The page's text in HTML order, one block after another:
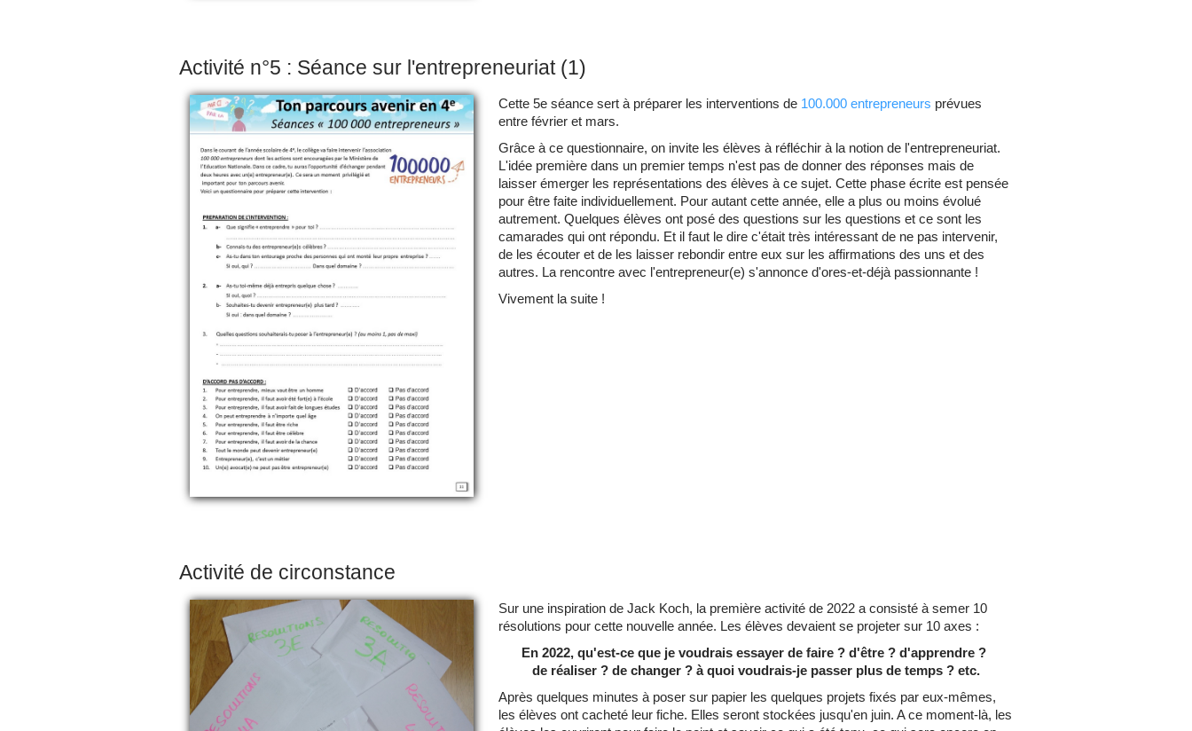
Activité n°5 : Séance sur l'entrepreneuriat (1)
Cette 5e séance sert à préparer les interventions de 100.000 entrepreneurs prévues
entre février et mars.
Grâce à ce questionnaire, on invite les élèves à réfléchir à la notion de l'entrepreneuriat.
L'idée première dans un premier temps n'est pas de donner des réponses mais de
laisser émerger les représentations des élèves à ce sujet. Cette phase écrite est pensée
pour être faite individuellement. Pour autant cette année, elle a plus ou moins évolué
autrement. Quelques élèves ont posé des questions sur les questions et ce sont les
camarades qui ont répondu. Et il faut le dire c'était très intéressant de ne pas intervenir,
de les écouter et de les laisser rebondir entre eux sur les affirmations des uns et des
autres. La rencontre avec l'entrepreneur(e) s'annonce d'ores-et-déjà passionnante !
Vivement la suite !
Activité de circonstance
Sur une inspiration de Jack Koch, la première activité de 2022 a consisté à semer 10
résolutions pour cette nouvelle année. Les élèves devaient se projeter sur 10 axes :
En 2022, qu'est-ce que je voudrais essayer de faire ? d'être ? d'apprendre ?
de réaliser ? de changer ? à quoi voudrais-je passer plus de temps ? etc.
Après quelques minutes à poser sur papier les quelques projets fixés par eux-mêmes,
les élèves ont cacheté leur fiche. Elles seront stockées jusqu'en juin. A ce moment-là, les